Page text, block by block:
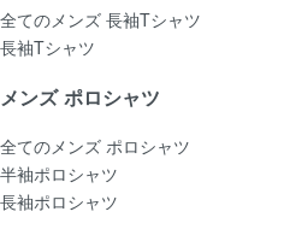
全てのメンズ 長袖Tシャツ
長袖Tシャツ
メンズ ポロシャツ
全てのメンズ ポロシャツ
半袖ポロシャツ
長袖ポロシャツ